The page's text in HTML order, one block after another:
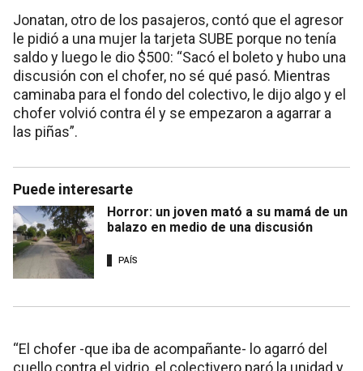
Jonatan, otro de los pasajeros, contó que el agresor
le pidió a una mujer la tarjeta SUBE porque no tenía
saldo y luego le dio $500: “Sacó el boleto y hubo una
discusión con el chofer, no sé qué pasó. Mientras
caminaba para el fondo del colectivo, le dijo algo y el
chofer volvió contra él y se empezaron a agarrar a
las piñas”.
Puede interesarte
Horror: un joven mató a su mamá de un
balazo en medio de una discusión
PAÍS
“El chofer -que iba de acompañante- lo agarró del
cuello contra el vidrio, el colectivero paró la unidad y